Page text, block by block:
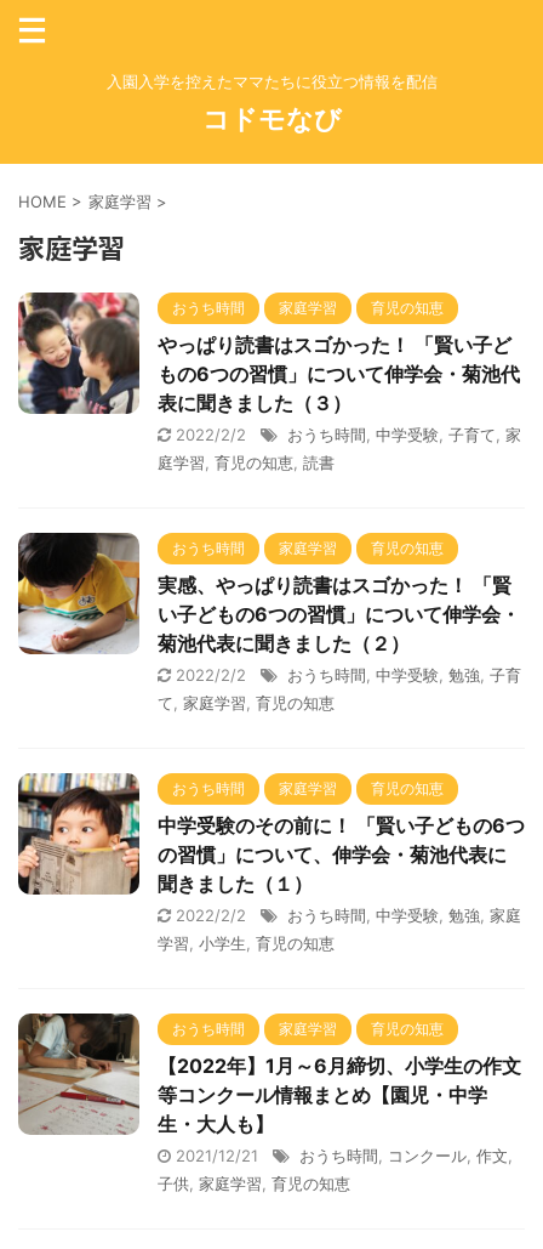
入園入学を控えたママたちに役立つ情報を配信
コドモなび
HOME > 家庭学習 >
家庭学習
おうち時間 家庭学習 育児の知恵
やっぱり読書はスゴかった！ 「賢い子ど
もの6つの習慣」について伸学会・菊池代
表に聞きました（３）
2022/2/2 おうち時間 中学受験 子育て 家
庭学習 育児の知恵 読書
おうち時間 家庭学習 育児の知恵
実感、やっぱり読書はスゴかった！ 「賢
い子どもの6つの習慣」について伸学会・
菊池代表に聞きました（２）
2022/2/2 おうち時間 中学受験 勉強 子育
て 家庭学習 育児の知恵
おうち時間 家庭学習 育児の知恵
中学受験のその前に！ 「賢い子どもの6つ
の習慣」について、伸学会・菊池代表に
聞きました（１）
2022/2/2 おうち時間 中学受験 勉強 家庭
学習 小学生 育児の知恵
おうち時間 家庭学習 育児の知恵
【2022年】1月～6月締切、小学生の作文
等コンクール情報まとめ【園児・中学
生・大人も】
2021/12/21 おうち時間 コンクール 作文
子供 家庭学習 育児の知恵